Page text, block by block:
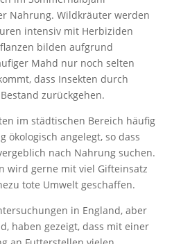
Nahrung. Wildkräuter werden
intensiv mit Herbiziden
bilden aufgrund
Mahd nur noch selten
dass Insekten durch
zurückgehen.
im städtischen Bereich häufig
ökologisch angelegt, so dass
nach Nahrung suchen.
wird gerne mit viel Gifteinsatz
tote Umwelt geschaffen.
in England, aber
haben gezeigt, dass mit einer